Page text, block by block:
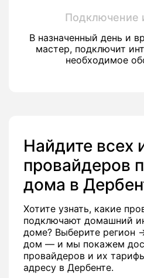
Подключение
В назначенный день и
мастер, подключит
необходимое
Найдите всех
провайдеров
дома в
Хотите узнать, какие
подключают домашний
доме? Выберите регион
дом — и мы покажем
провайдеров и их
адресу в Дербенте.